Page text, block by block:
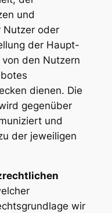
und
Nutzer oder
der Haupt-
den Nutzern
dienen. Die
gegenüber
und
der jeweiligen
wir